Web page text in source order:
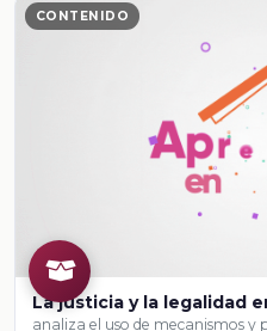
CONTENIDO
La justicia y la legalidad
analiza el uso de mecanismos y